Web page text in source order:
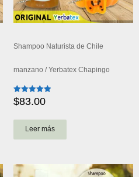
Shampoo Naturista de Chile
manzano / Yerbatex Chapingo
Valorado
con
de 5
$83.00
Leer más